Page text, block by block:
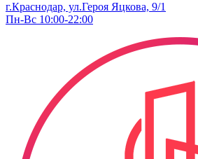
г.Краснодар, ул.Героя Яцкова, 9/1
Пн-Вс 10:00-22:00